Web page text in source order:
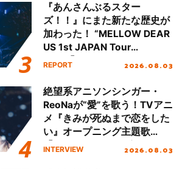
『あんさんぶるスター
ズ！！』にまた新たな歴史が
加わった！ “MELLOW DEAR
US 1st JAPAN Tour
Final「NICE to meet YOU
ート!!
REPORT 2026.08.03
絶望系アニソンシンガー・
ReoNaが“愛”を歌う！TVアニ
メ『きみが死ぬまで恋をした
い』オープニング主題歌
「Amore」インタビュー
INTERVIEW 2026.08.03